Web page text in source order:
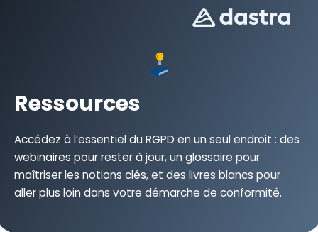
Ressources
Accédez à l’essentiel du RGPD en un seul endroit : des
webinaires pour rester à jour, un glossaire pour
maîtriser les notions clés, et des livres blancs pour
aller plus loin dans votre démarche de conformité.